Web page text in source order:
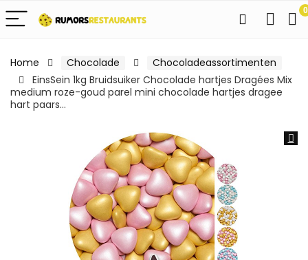
0
Home Chocolade
Chocoladeassortimenten
EinsSein 1kg Bruidsuiker Chocolade hartjes Dragées Mix
medium roze-goud parel mini chocolade hartjes dragee
hart paars…